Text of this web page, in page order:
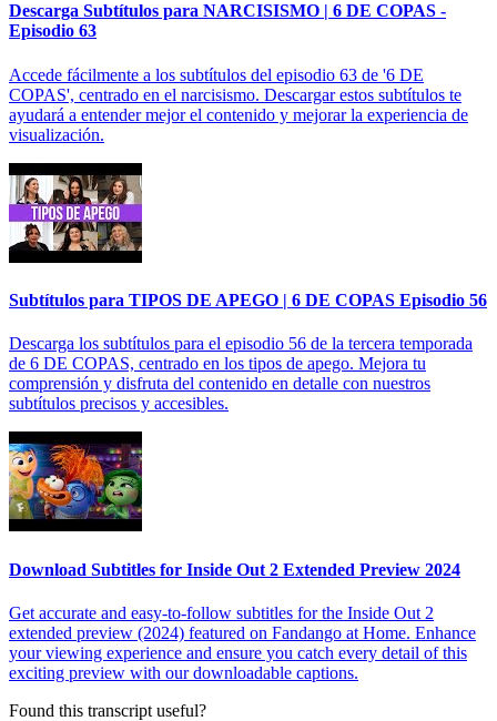
Descarga Subtítulos para NARCISISMO | 6 DE COPAS -
Episodio 63
Accede fácilmente a los subtítulos del episodio 63 de '6 DE
COPAS', centrado en el narcisismo. Descargar estos subtítulos te
ayudará a entender mejor el contenido y mejorar la experiencia de
visualización.
Subtítulos para TIPOS DE APEGO | 6 DE COPAS Episodio 56
Descarga los subtítulos para el episodio 56 de la tercera temporada
de 6 DE COPAS, centrado en los tipos de apego. Mejora tu
comprensión y disfruta del contenido en detalle con nuestros
subtítulos precisos y accesibles.
Download Subtitles for Inside Out 2 Extended Preview 2024
Get accurate and easy-to-follow subtitles for the Inside Out 2
extended preview (2024) featured on Fandango at Home. Enhance
your viewing experience and ensure you catch every detail of this
exciting preview with our downloadable captions.
Found this transcript useful?